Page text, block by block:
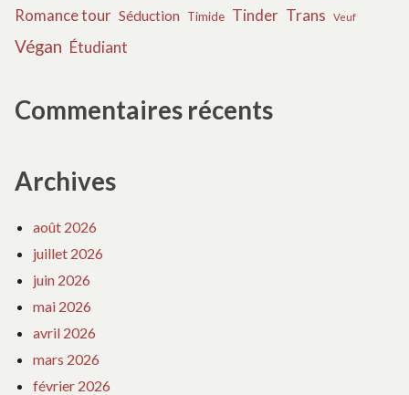
Romance tour Séduction Timide Tinder Trans Veuf
Végan Étudiant
Commentaires récents
Archives
août 2026
juillet 2026
juin 2026
mai 2026
avril 2026
mars 2026
février 2026